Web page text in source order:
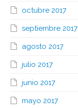
octubre 2017
septiembre 2017
agosto 2017
julio 2017
junio 2017
mayo 2017